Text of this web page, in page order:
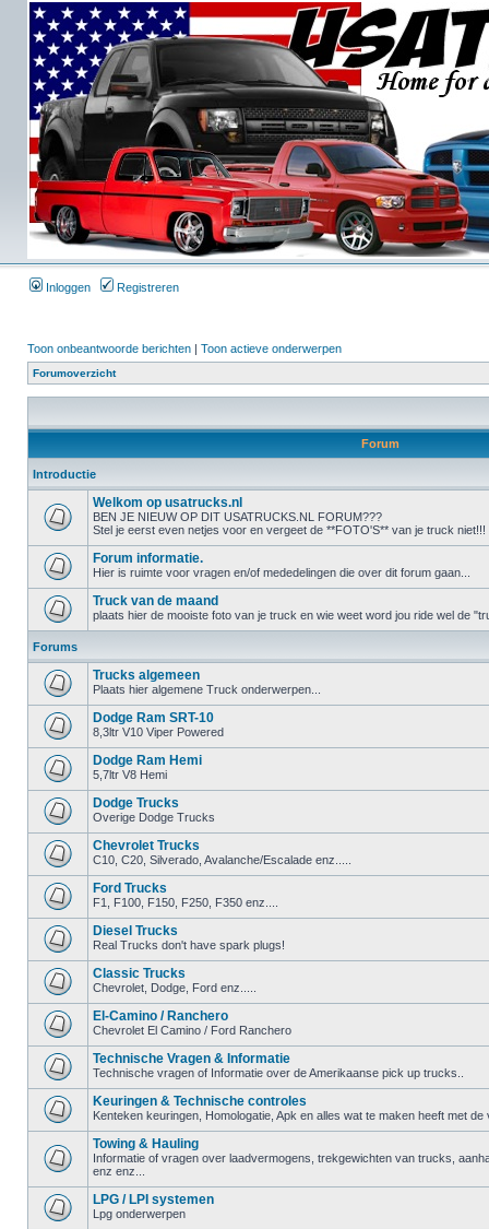
Inloggen Registreren
Toon onbeantwoorde berichten | Toon actieve onderwerpen
Forumoverzicht
Forum
Introductie
Welkom op usatrucks.nl
BEN JE NIEUW OP DIT USATRUCKS.NL FORUM???
Stel je eerst even netjes voor en vergeet de **FOTO'S** van je truck niet!!!
Forum informatie.
Hier is ruimte voor vragen en/of mededelingen die over dit forum gaan...
Truck van de maand
plaats hier de mooiste foto van je truck en wie weet word jou ride wel de
Forums
Trucks algemeen
Plaats hier algemene Truck onderwerpen...
Dodge Ram SRT-10
8,3ltr V10 Viper Powered
Dodge Ram Hemi
5,7ltr V8 Hemi
Dodge Trucks
Overige Dodge Trucks
Chevrolet Trucks
C10, C20, Silverado, Avalanche/Escalade enz.....
Ford Trucks
F1, F100, F150, F250, F350 enz....
Diesel Trucks
Real Trucks don't have spark plugs!
Classic Trucks
Chevrolet, Dodge, Ford enz.....
El-Camino / Ranchero
Chevrolet El Camino / Ford Ranchero
Technische Vragen & Informatie
Technische vragen of Informatie over de Amerikaanse pick up trucks..
Keuringen & Technische controles
Kenteken keuringen, Homologatie, Apk en alles wat te maken heeft met
Towing & Hauling
Informatie of vragen over laadvermogens, trekgewichten van trucks,
enz enz...
LPG / LPI systemen
Lpg onderwerpen